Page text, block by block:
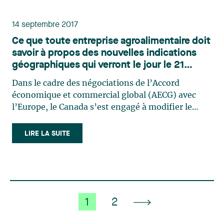
14 septembre 2017
Ce que toute entreprise agroalimentaire doit
savoir à propos des nouvelles indications
géographiques qui verront le jour le 21
septembre prochain
Dans le cadre des négociations de l’Accord
économique et commercial global (AECG) avec
l’Europe, le Canada s’est engagé à modifier le
géographiques (« IG »). Dans ce contexte, le
Canada a également accepté de reconnaître et de
LIRE LA SUITE
1 2